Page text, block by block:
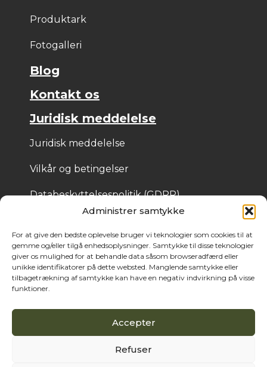
Administrer samtykke
For at give den bedste oplevelse bruger vi teknologier som cookies til at
gemme og/eller tilgå enhedsoplysninger. Samtykke til disse teknologier
giver os mulighed for at behandle data såsom browseradfærd eller
unikke identifikatorer på dette websted. Manglende samtykke eller
tilbagetrækning af samtykke kan have en negativ indvirkning på visse
funktioner.
Accepter
Refuser
Produktark
Fotogalleri
Blog
Kontakt os
Juridisk meddelelse
Juridisk meddelelse
Vilkår og betingelser
Databeskyttelsespolitik (GDPR)
© 2025 Bois de Pologne – Skabt af Cassandre Thibaut